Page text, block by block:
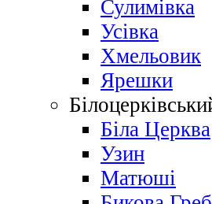
Сулимівка
Усівка
Хмельовик
Ярешки
Біла Церква
Узин
Матюші